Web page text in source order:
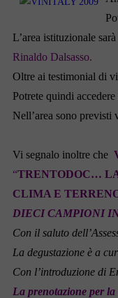
L’area istituzionale
Rinaldo Dalsasso.
Oltre ai testimonial di
Potrete quindi
Nell’area sono previsti
Vi segnalo inoltre che
“TRENTODOC…
CLIMA E
DIECI CAMPIONI
Con il saluto
La degustazione è a
Con l’introduzione di
La prenotazione per